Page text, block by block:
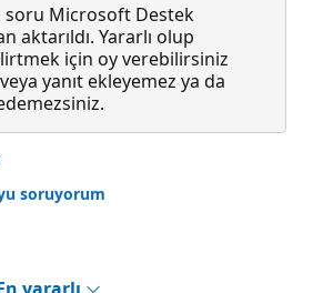
soru Microsoft Destek
aktarıldı. Yararlı olup
için oy verebilirsiniz
yanıt ekleyemez ya da
soruyorum
yararlı